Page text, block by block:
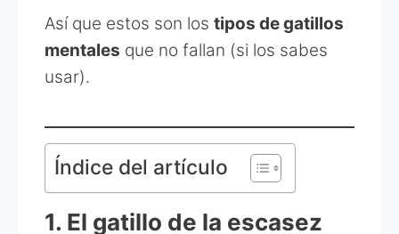
Así que estos son los tipos de gatillos
mentales que no fallan (si los sabes
usar).
Índice del artículo
1. El gatillo de la escasez